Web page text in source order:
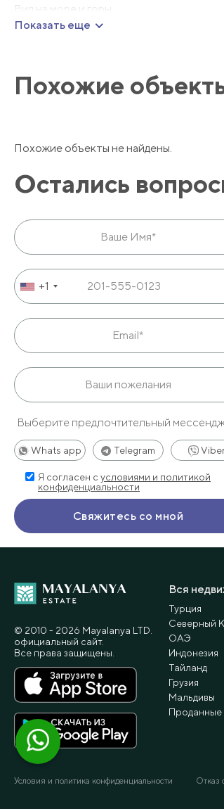
Вид на море и горы
Уникальное расположение в
Показать еще
Похожие
Похожие объекты не найдены.
Остались
+1
Выберите предпочтительный
Whats app Telegram
Я согласен с условиями и политикой
конфиденциальности
Вся
Турция
Северный
ОАЭ
Индонезия
Тайланд
Грузия
Мальдивы
Проданные
© 2010 - 2026 Мayalanya LTD.
официальный сайт.
Все права защищены.
Условия и политика конфиденциальности Отказ